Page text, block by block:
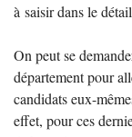
à saisir dans le
On peut se
département pour
candidats eux-
effet, pour ces